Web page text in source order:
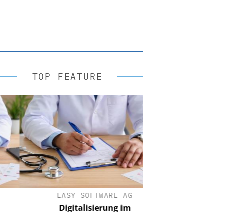
TOP-FEATURE
EASY SOFTWARE AG
Digitalisierung im